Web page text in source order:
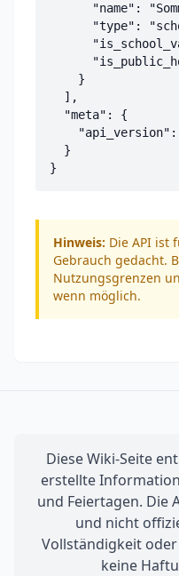
"name":
"type":
    }
  ],
  "meta": {
  }
}
Hinweis: Die API ist
Gebrauch gedacht.
Nutzungsgrenzen
wenn möglich.
Diese Wiki-Seite
erstellte
und Feiertagen. Die
und nicht
Vollständigkeit
keine